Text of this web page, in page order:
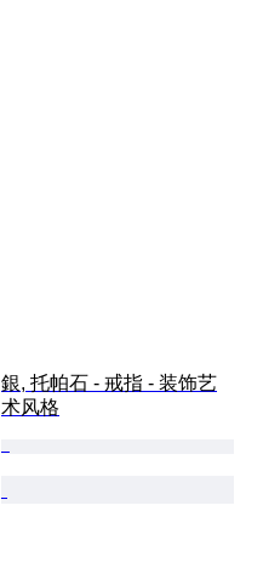
銀, 托帕石 - 戒指 - 装饰艺
术风格